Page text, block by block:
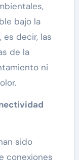
bajo la
decir, las
de la
ni
sido
conexiones